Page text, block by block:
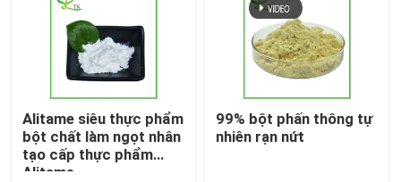
Alitame siêu thực phẩm
bột chất làm ngọt nhân
tạo cấp thực phẩm
Alitame
99% bột phấn thông tự
nhiên rạn nứt